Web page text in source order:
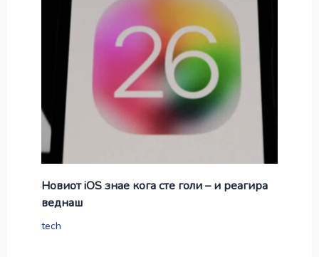
Новиот iOS знае кога сте голи – и реагира
веднаш
tech